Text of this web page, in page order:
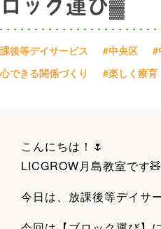
ック運び▓
後等デイサービス #中央区 #
できる関係づくり
#楽しく療育
こんにちは！🌷
LICGROW月島教室です🧸
今日は、放課後等デイサ